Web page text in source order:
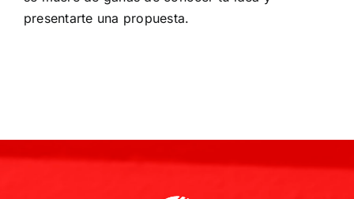
presentarte una propuesta.